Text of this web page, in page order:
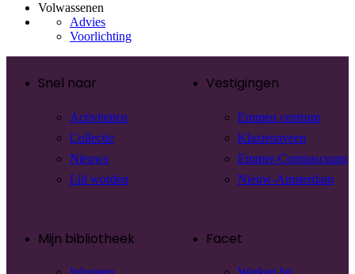
Volwassenen
Advies
Voorlichting
Snel naar
Activiteiten
Collectie
Nieuws
Lid worden
Vestigingen
Emmen centrum
Klazienaveen
Emmer-Compascuum
Nieuw-Amsterdam
Mijn bibliotheek Facet